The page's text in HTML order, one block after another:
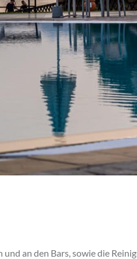
an den Bars, sowie die